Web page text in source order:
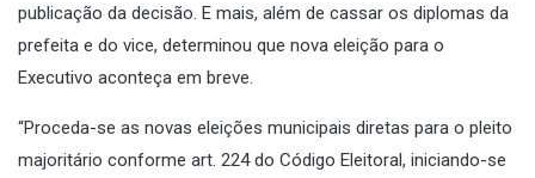
publicação da decisão. E mais, além de cassar os diplomas da
prefeita e do vice, determinou que nova eleição para o
Executivo aconteça em breve.
“Proceda-se as novas eleições municipais diretas para o pleito
majoritário conforme art. 224 do Código Eleitoral, iniciando-se